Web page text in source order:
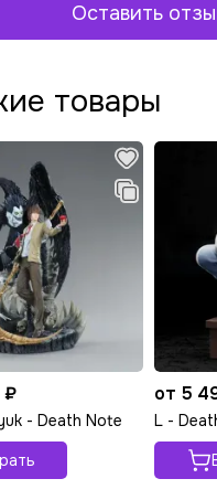
Оставить
товары
₽
- Death Note
от 5
L -